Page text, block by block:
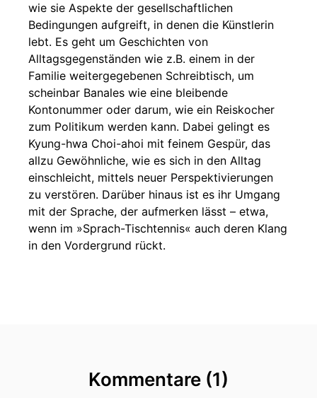
wie sie Aspekte der gesellschaftlichen
Bedingungen aufgreift, in denen die Künstlerin
lebt. Es geht um Geschichten von
Alltagsgegenständen wie z.B. einem in der
Familie weitergegebenen Schreibtisch, um
scheinbar Banales wie eine bleibende
Kontonummer oder darum, wie ein Reiskocher
zum Politikum werden kann. Dabei gelingt es
Kyung-hwa Choi-ahoi mit feinem Gespür, das
allzu Gewöhnliche, wie es sich in den Alltag
einschleicht, mittels neuer Perspektivierungen
zu verstören. Darüber hinaus ist es ihr Umgang
mit der Sprache, der aufmerken lässt – etwa,
wenn im »Sprach-Tischtennis« auch deren Klang
in den Vordergrund rückt.
Kommentare (1)